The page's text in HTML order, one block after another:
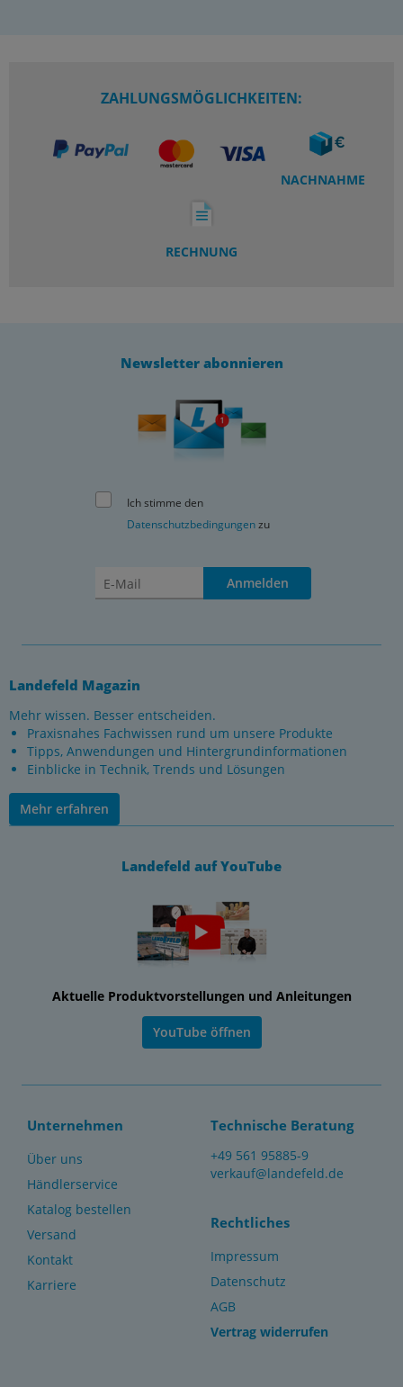
ZAHLUNGSMÖGLICHKEITEN:
NACHNAHME
RECHNUNG
Newsletter abonnieren
Ich stimme den
Datenschutzbedingungenzu
Anmelden
Landefeld Magazin
Mehr wissen. Besser entscheiden.
Praxisnahes Fachwissen rund um unsere Produkte
Tipps, Anwendungen und Hintergrundinformationen
Einblicke in Technik, Trends und Lösungen
Mehr erfahren
Landefeld auf YouTube
Aktuelle Produktvorstellungen und Anleitungen
YouTube öffnen
Unternehmen
Über uns
Händlerservice
Katalog bestellen
Versand
Kontakt
Karriere
Technische Beratung
+49 561 95885-9
verkauf@landefeld.de
Rechtliches
Impressum
Datenschutz
AGB
Vertrag widerrufen